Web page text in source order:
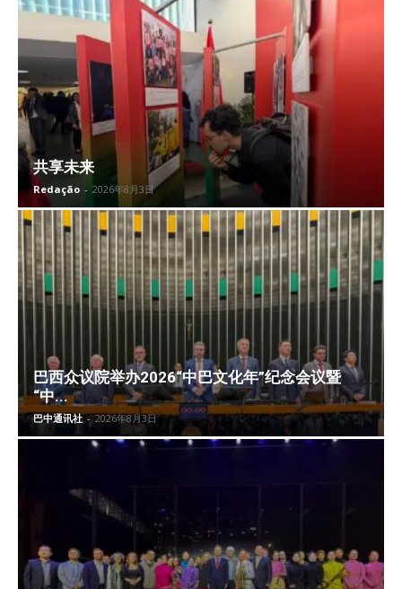
共享未来
Redação - 2026年8月3日
巴西众议院举办2026“中巴文化年”纪念会议暨
“中...
巴中通讯社 - 2026年8月3日